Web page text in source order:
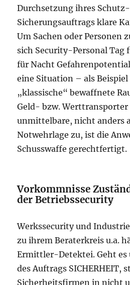
Durchsetzung ihres
Sicherungsauftrags klare
Um Sachen oder Personen
sich Security-Personal Tag
für Nacht
eine Situation – als Beispiel
„klassische“ bewaffnete
Geld- bzw.
unmittelbare, nicht anders
Notwehrlage zu, ist die
Schusswaffe gerechtfertigt.
Vorkommnisse
der Betriebssecurity
Werkssecurity und
zu ihrem Beraterkreis u.a.
Ermittler-Detektei. Geht es
des Auftrags SICHERHEIT,
Sicherheitsfirmen in nicht